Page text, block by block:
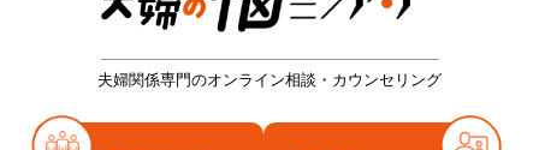
夫婦関係専門のオンライン相談・カウンセリング